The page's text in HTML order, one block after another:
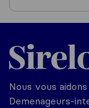
Nous vous
Demenageurs-